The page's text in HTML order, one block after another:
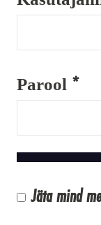
Parool *
Jäta mind